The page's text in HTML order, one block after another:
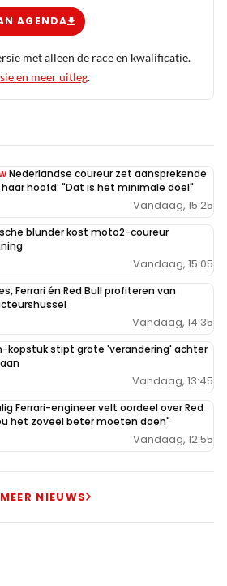
word dan de zijne van toen.
16:58
zeggend geneuzel. Montoya kan er
17:39
Montoya iets tegen Max zou hebben,
indertijd eens van de baan heeft
Max nu het dichtst bij om zijn gram
wel vergelijkbaar met de
over Schumacher heeft en dat
hij de titel verloor nu op Max
18:40
is als aankomend rijder bij RB
Wordt dus niet meer gesteund. Kan me
AGENDA
met alleen de race en kwalificatie.
en meer uitleg.
Nederlandse coureur zet aansprekende
hoofd: "Dat is het minimale doel"
Vandaag, 15:25
blunder kost moto2-coureur
Vandaag, 15:05
Ferrari én Red Bull profiteren van
Vandaag, 14:35
kopstuk stipt grote 'verandering' achter
Vandaag, 13:45
Ferrari-engineer velt oordeel over Red
het zoveel beter moeten doen"
Vandaag, 12:55
MEER NIEUWS